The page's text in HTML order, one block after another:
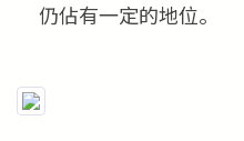
仍佔有一定的地位。